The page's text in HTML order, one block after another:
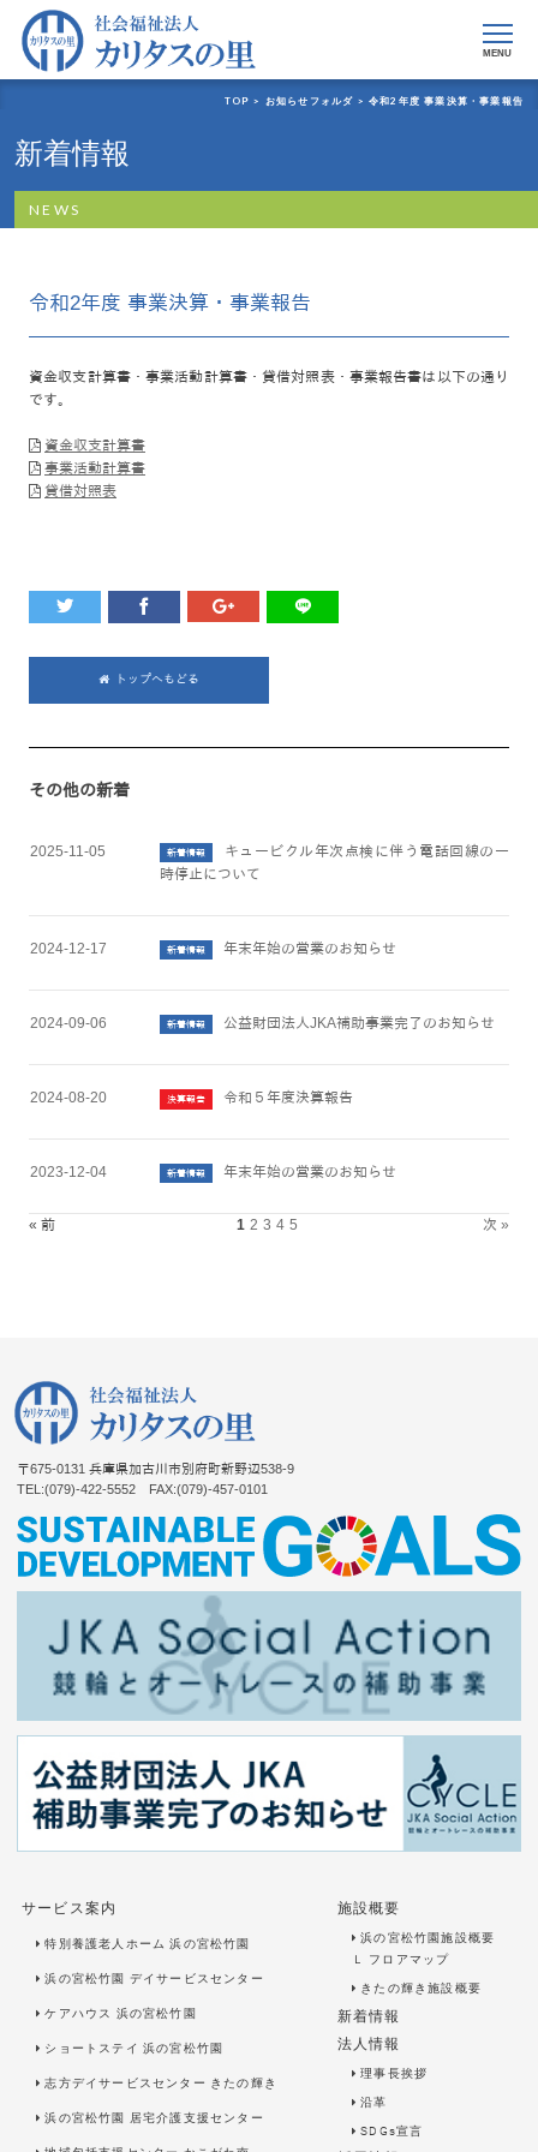
MENU
TOP > お知らせフォルダ > 令和2年度 事業決算・事業報告
新着情報
NEWS
令和2年度 事業決算・事業報告
資金収支計算書・事業活動計算書・貸借対照表・事業報告書は以下の通り
です。
資金収支計算書
事業活動計算書
貸借対照表
トップへもどる
その他の新着
2025-11-05 新着情報
キュービクル年次点検に伴う電話回線の一
時停止について
2024-12-17 新着情報 年末年始の営業のお知らせ
2024-09-06 新着情報 公益財団法人JKA補助事業完了のお知らせ
2024-08-20 決算報告 令和５年度決算報告
2023-12-04 新着情報 年末年始の営業のお知らせ
« 前 1 2 3 4 5 次 »
〒675-0131兵庫県加古川市別府町新野辺538-9
TEL:(079)-422-5552 FAX:(079)-457-0101
サービス案内
特別養護老人ホーム 浜の宮松竹園
浜の宮松竹園 デイサービスセンター
ケアハウス 浜の宮松竹園
ショートステイ 浜の宮松竹園
志方デイサービスセンター きたの輝き
浜の宮松竹園 居宅介護支援センター
施設概要
浜の宮松竹園施設概要
Ｌ フロアマップ
きたの輝き施設概要
新着情報
法人情報
理事長挨拶
沿革
SDGs宣言